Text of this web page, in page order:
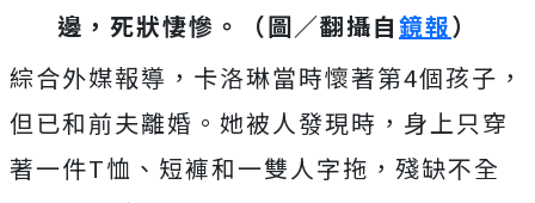
邊，死狀悽慘。（圖／翻攝自鏡報）
綜合外媒報導，卡洛琳當時懷著第4個孩子，
但已和前夫離婚。她被人發現時，身上只穿
著一件T恤、短褲和一雙人字拖，殘缺不全